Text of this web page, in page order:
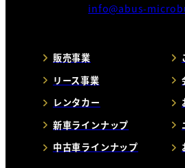
info@abus-
販売事業
リース事業
レンタカー
新車ラインナップ
中古車ラインナップ